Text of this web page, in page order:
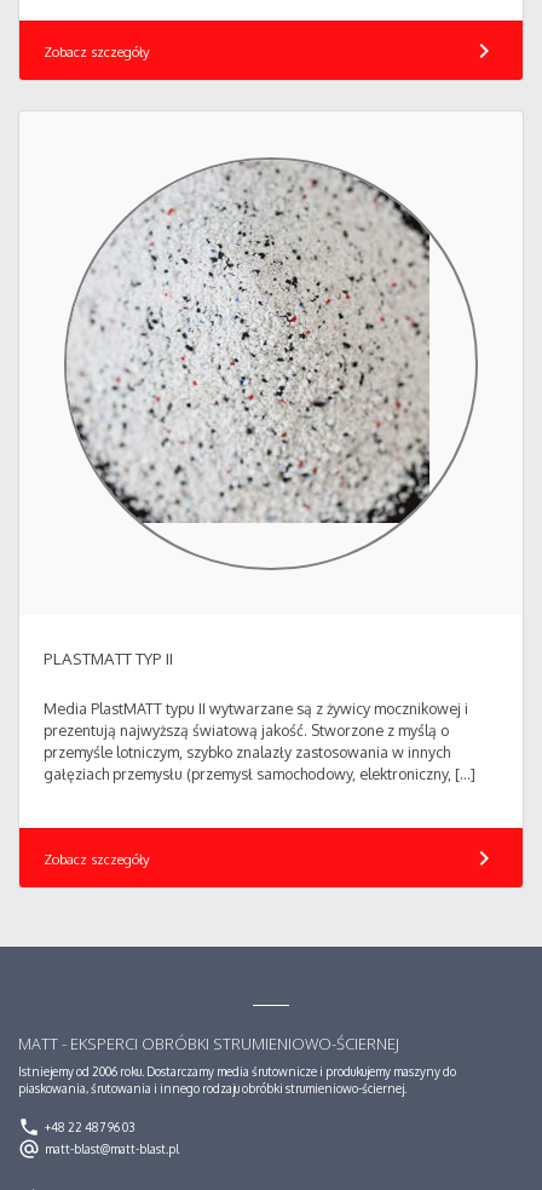
Zobacz szczegóły chevron_right
PLASTMATT TYP II
Media PlastMATT typu II wytwarzane są z żywicy mocznikowej i
prezentują najwyższą światową jakość. Stworzone z myślą o
przemyśle lotniczym, szybko znalazły zastosowania w innych
gałęziach przemysłu (przemysł samochodowy, elektroniczny, […]
Zobacz szczegóły chevron_right
MATT - EKSPERCI OBRÓBKI STRUMIENIOWO-ŚCIERNEJ
Istniejemy od 2006 roku. Dostarczamy media śrutownicze i produkujemy maszyny do
piaskowania, śrutowania i innego rodzaju obróbki strumieniowo-ściernej.
phone +48 22 487 96 03
alternate_email matt-blast@matt-blast.pl